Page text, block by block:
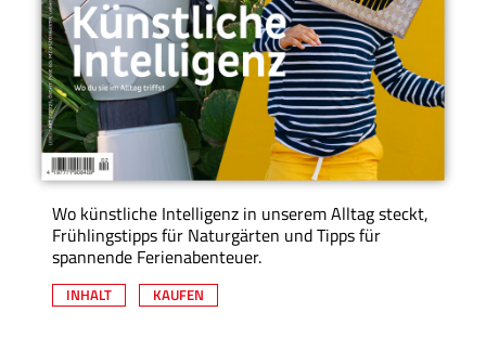
Wo künstliche Intelligenz in unserem Alltag steckt,
Frühlingstipps für Naturgärten und Tipps für
spannende Ferienabenteuer.
INHALT KAUFEN